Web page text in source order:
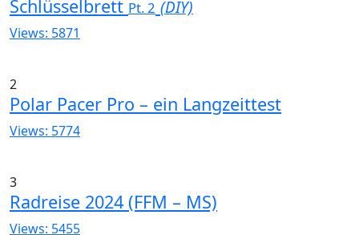
Schlüsselbrett Pt. 2 (DIY)
Views: 5871
2
Polar Pacer Pro – ein Langzeittest
Views: 5774
3
Radreise 2024 (FFM – MS)
Views: 5455